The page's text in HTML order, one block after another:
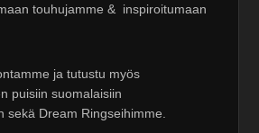
touhujamme & inspiroitumaan
ja tutustu myös
puisiin suomalaisiin
sekä Dream Ringseihimme.